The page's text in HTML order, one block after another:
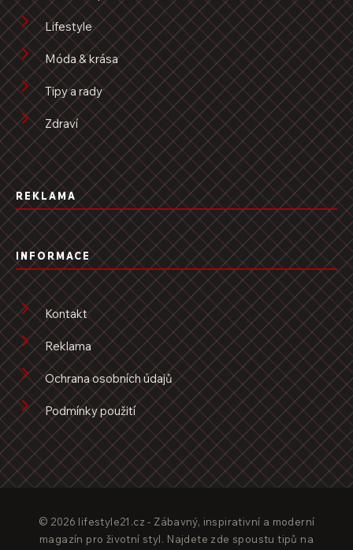
Lifestyle
Móda & krása
Tipy a rady
Zdraví
REKLAMA
INFORMACE
Kontakt
Reklama
Ochrana osobních údajů
Podmínky použití
© 2026 lifestyle21.cz - Zábavný, inspirativní a moderní
magazín pro životní styl. Najdete zde spoustu tipů na